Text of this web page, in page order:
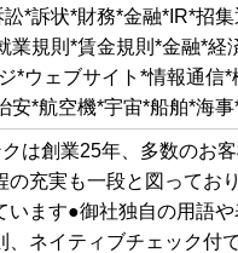
*訴状*財務*金融*IR*招
業規則*賃金規則*金融*
*ウェブサイト*情報通信
安*航空機*宇宙*船舶*海
は創業25年、多数のお
の充実も一段と図ってお
います●御社独自の用語
、ネイティブチェック付